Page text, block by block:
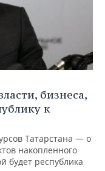
бизнеса,
к
Татарстана — о
накопленного
будет республика